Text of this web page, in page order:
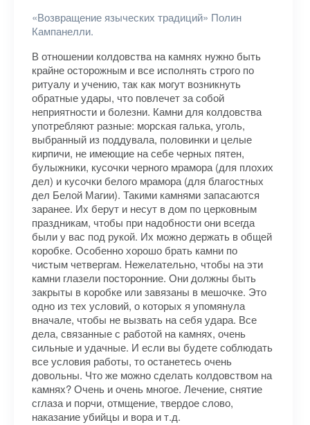
«Возвращение языческих традиций» Полин
Кампанелли.
В отношении колдовства на камнях нужно быть
крайне осторожным и все исполнять строго по
ритуалу и учению, так как могут возникнуть
обратные удары, что повлечет за собой
неприятности и болезни. Камни для колдовства
употребляют разные: морская галька, уголь,
выбранный из поддувала, половинки и целые
кирпичи, не имеющие на себе черных пятен,
булыжники, кусочки черного мрамора (для плохих
дел) и кусочки белого мрамора (для благостных
дел Белой Магии). Такими камнями запасаются
заранее. Их берут и несут в дом по церковным
праздникам, чтобы при надобности они всегда
были у вас под рукой. Их можно держать в общей
коробке. Особенно хорошо брать камни по
чистым четвергам. Нежелательно, чтобы на эти
камни глазели посторонние. Они должны быть
закрыты в коробке или завязаны в мешочке. Это
одно из тех условий, о которых я упомянула
вначале, чтобы не вызвать на себя удара. Все
дела, связанные с работой на камнях, очень
сильные и удачные. И если вы будете соблюдать
все условия работы, то останетесь очень
довольны. Что же можно сделать колдовством на
камнях? Очень и очень многое. Лечение, снятие
сглаза и порчи, отмщение, твердое слово,
наказание убийцы и вора и т.д.